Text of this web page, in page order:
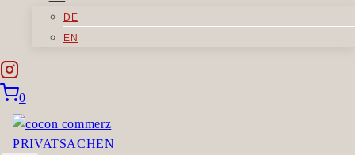
DE
EN
0
IRREPRO
Weiterlesen